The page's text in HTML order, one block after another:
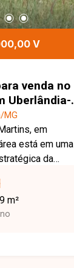
V
venda no
Uberlândia-
MG
em
está em uma
da
avenidas e
comércios e
m²